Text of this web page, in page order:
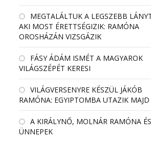
MEGTALÁLTUK A LEGSZEBB
AKI MOST ÉRETTSÉGIZIK: RAMÓNA
OROSHÁZÁN VIZSGÁZIK
FÁSY ÁDÁM ISMÉT A MAGYAROK
VILÁGSZÉPÉT KERESI
VILÁGVERSENYRE KÉSZÜL JÁKÓB
RAMÓNA: EGYIPTOMBA UTAZIK MAJD
A KIRÁLYNŐ, MOLNÁR RAMÓNA
ÜNNEPEK